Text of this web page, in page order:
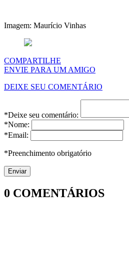
Imagem: Maurício Vinhas
COMPARTILHE
ENVIE PARA UM AMIGO
DEIXE SEU COMENTÁRIO
*Deixe seu comentário:
*Nome:
*Email:
*Preenchimento obrigatório
0 COMENTÁRIOS